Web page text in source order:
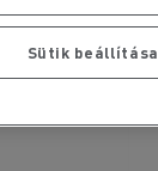
Sütik beállítása